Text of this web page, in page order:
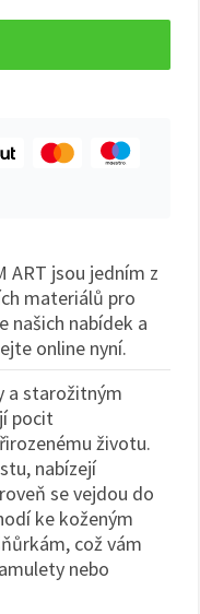
ART jsou jedním z
materiálů pro
našich nabídek a
online nyní.
a starožitným
pocit
životu.
nabízejí
se vejdou do
ke koženým
což vám
nebo